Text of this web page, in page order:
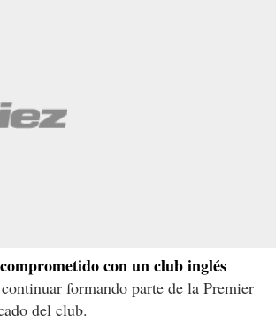
con un club inglés
formando parte de la Premier
del club.